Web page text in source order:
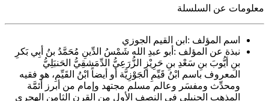
معلومات عن السلسلة
اسم المؤلف : ابن القيم الجوزي
نبذة عن المؤلف : أبو عبدِ الله شَمْسُ الدِّينِ مُحَمَّدُ بنُ أبِي بَكرِ
بنِ أيُّوبَ بنِ سَعْدِ بنِ حَرِيْزٍ الزُّرَعِيُّ الدِّمَشقِيُّ الحَنبَلِيُّ
المعروف باسم ابْنُ قَيِّمِ الجَوْزِيَّة أو أيضاً ابْنُ القَيِّمِ، هو فقيه
ومحدِّث ومفسَر وعالم مسلم مجتهد وإمام من أبرز أئمَّة
المذهب الحنبلي في النصف الأول من القرن الثامن الهجري